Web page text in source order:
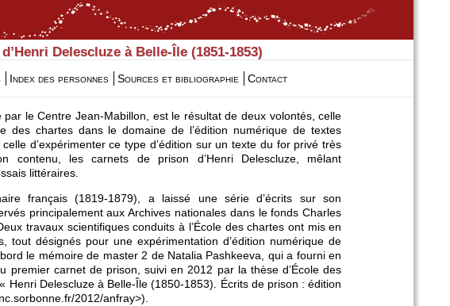
Delescluze à Belle-Île (1851-1853)
Index des personnes Sources et bibliographie Contact
le Centre Jean-Mabillon, est le résultat de deux volontés, celle
des chartes dans le domaine de l’édition numérique de textes
d’expérimenter ce type d’édition sur un texte du for privé très
contenu, les carnets de prison d’Henri Delescluze, mêlant
littéraires.
français (1819-1879), a laissé une série d’écrits sur son
principalement aux Archives nationales dans le fonds Charles
travaux scientifiques conduits à l’École des chartes ont mis en
tout désignés pour une expérimentation d’édition numérique de
le mémoire de master 2 de Natalia Pashkeeva, qui a fourni en
premier carnet de prison, suivi en 2012 par la thèse d’École des
Henri Delescluze à Belle-Île (1850-1853). Écrits de prison : édition
2012/anfray>).